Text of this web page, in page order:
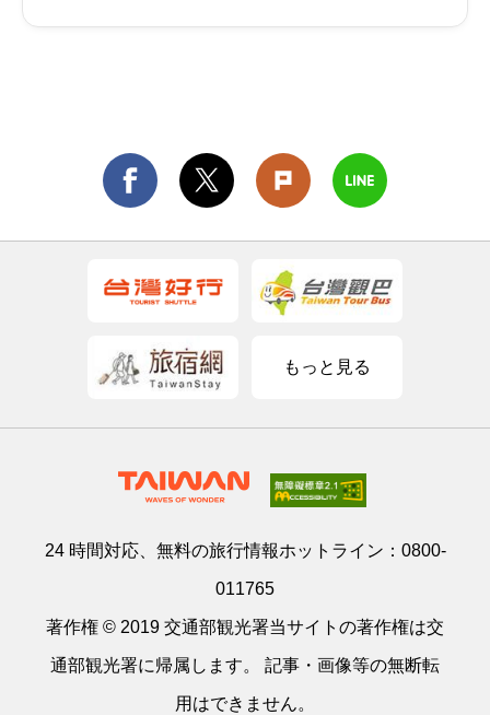
もっと見る
24 時間対応、無料の旅行情報ホットライン： 0800-
011765
著作権 © 2019 交通部観光署当サイトの著作権は交
通部観光署に帰属します。 記事・画像等の無断転
用はできません。